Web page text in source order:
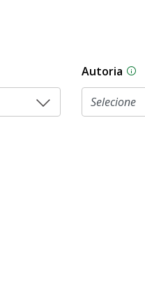
legislativas passam por
Autoria As